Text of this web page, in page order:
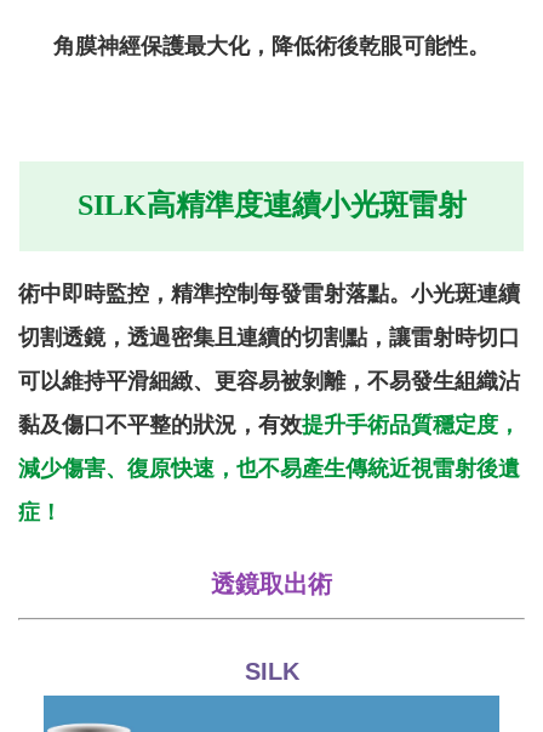
角膜神經保護最大化，降低術後乾眼可能性。
SILK高精準度連續小光斑雷射
術中即時監控，精準控制每發雷射落點。小光斑連續
切割透鏡，透過密集且連續的切割點，讓雷射時切口
可以維持平滑細緻、更容易被剝離，不易發生組織沾
黏及傷口不平整的狀況，有效提升手術品質穩定度，
減少傷害、復原快速，也不易產生傳統近視雷射後遺
症！
透鏡取出術
SILK